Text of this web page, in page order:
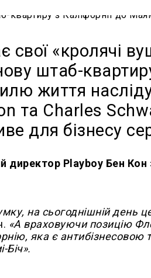
свої «кролячі
штаб-
життя
та Charles
для бізнесу
директор Playboy Бен Кон
на сьогоднішній день
«А враховуючи позицію
яка є антибізнесовою
Біч».